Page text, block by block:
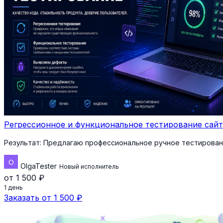
Регрессионное и функциональное тестирование
Результат: Предлагаю профессиональное ручное
OlgaTester Новый исполнитель
от 1 500 ₽
1 день
Заказать от 1 500 ₽